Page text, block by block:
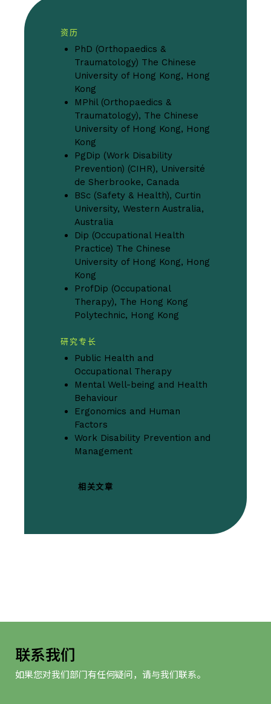
资历
PhD (Orthopaedics &
Traumatology) The Chinese
University of Hong Kong, Hong
Kong
MPhil (Orthopaedics &
Traumatology), The Chinese
University of Hong Kong, Hong
Kong
PgDip (Work Disability
Prevention) (CIHR), Université
de Sherbrooke, Canada
BSc (Safety & Health), Curtin
University, Western Australia,
Australia
Dip (Occupational Health
Practice) The Chinese
University of Hong Kong, Hong
Kong
ProfDip (Occupational
Therapy), The Hong Kong
Polytechnic, Hong Kong
研究专长
Public Health and
Occupational Therapy
Mental Well-being and Health
Behaviour
Ergonomics and Human
Factors
Work Disability Prevention and
Management
相关文章
联系我们
如果您对我们部门有任何疑问，请与我们联系。